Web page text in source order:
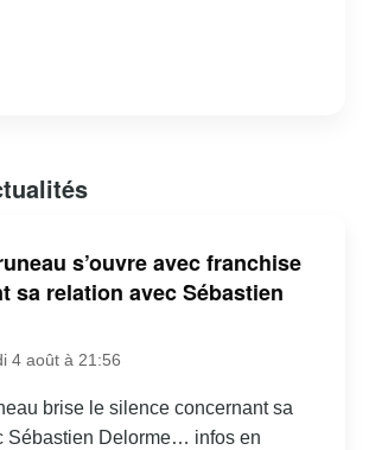
s’ouvre avec franchise
sa relation avec Sébastien
4 août à 21:56
brise le silence concernant sa
Sébastien Delorme… infos en